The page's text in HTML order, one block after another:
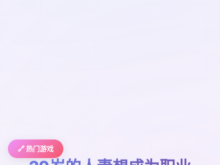
🔗 热门游戏